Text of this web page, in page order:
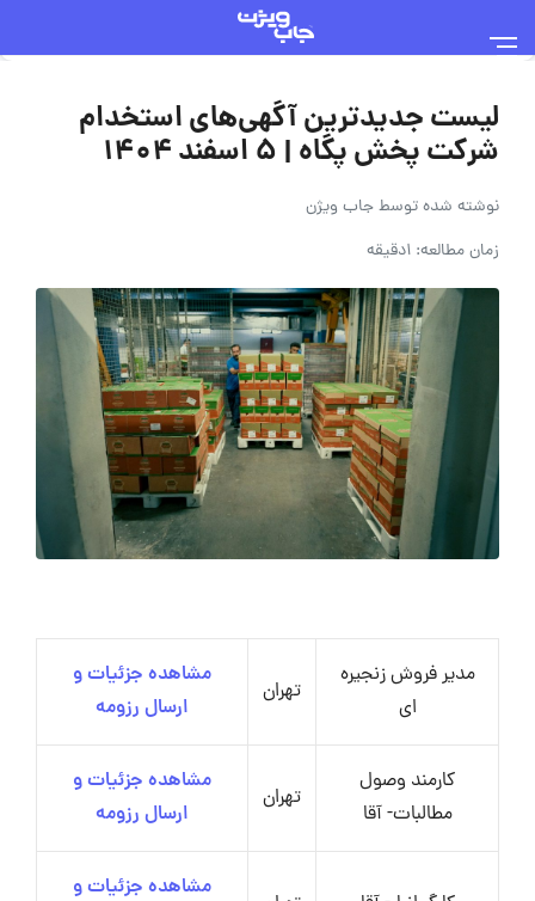
لیست جدیدترین آگهی‌های استخدام
شرکت پخش پگاه | ۵ اسفند ۱۴۰۴
نوشته شده توسطجاب ویژن
زمان مطالعه: 1دقیقه
مدیر فروش زنجیره
ای
تهران
مشاهده جزئیات و
ارسال رزومه
کارمند وصول
مطالبات- آقا
تهران
مشاهده جزئیات و
ارسال رزومه
مشاهده جزئیات و